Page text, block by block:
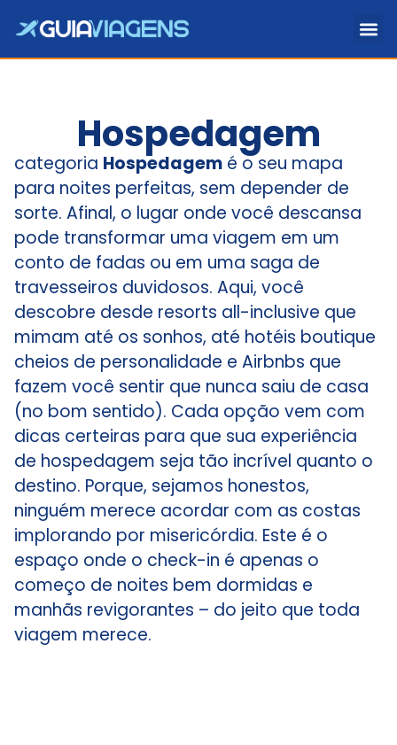
Hospedagem
categoria Hospedagem é o seu mapa
para noites perfeitas, sem depender de
sorte. Afinal, o lugar onde você descansa
pode transformar uma viagem em um
conto de fadas ou em uma saga de
travesseiros duvidosos. Aqui, você
descobre desde resorts all-inclusive que
mimam até os sonhos, até hotéis boutique
cheios de personalidade e Airbnbs que
fazem você sentir que nunca saiu de casa
(no bom sentido). Cada opção vem com
dicas certeiras para que sua experiência
de hospedagem seja tão incrível quanto o
destino. Porque, sejamos honestos,
ninguém merece acordar com as costas
implorando por misericórdia. Este é o
espaço onde o check-in é apenas o
começo de noites bem dormidas e
manhãs revigorantes – do jeito que toda
viagem merece.